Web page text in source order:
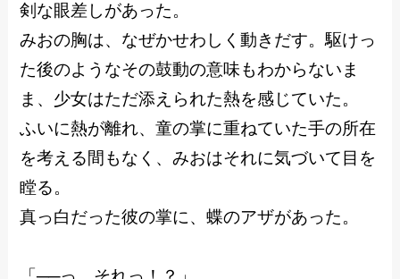
剣な眼差しがあった。
みおの胸は、なぜかせわしく動きだす。駆けっ
た後のようなその鼓動の意味もわからないま
ま、少女はただ添えられた熱を感じていた。
ふいに熱が離れ、童の掌に重ねていた手の所在
を考える間もなく、みおはそれに気づいて目を
瞠る。
真っ白だった彼の掌に、蝶のアザがあった。